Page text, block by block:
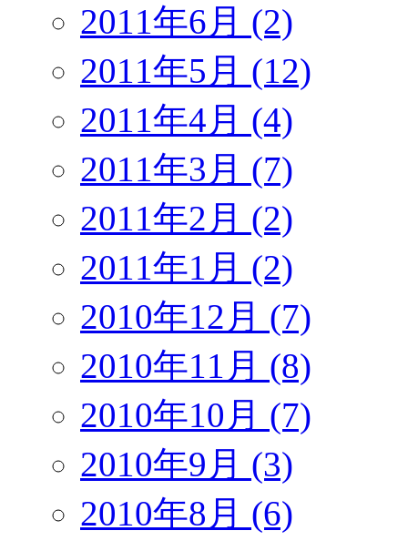
2011年6月 (2)
2011年5月 (12)
2011年4月 (4)
2011年3月 (7)
2011年2月 (2)
2011年1月 (2)
2010年12月 (7)
2010年11月 (8)
2010年10月 (7)
2010年9月 (3)
2010年8月 (6)